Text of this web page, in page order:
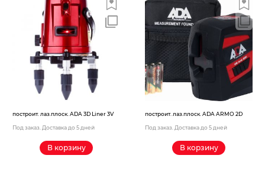
построит. лаз.плоск. ADA 3D Liner 3V
Под заказ. Доставка до 5 дней
В корзину
построит. лаз.плоск. ADA ARMO 2D
Под заказ. Доставка до 5 дней
В корзину